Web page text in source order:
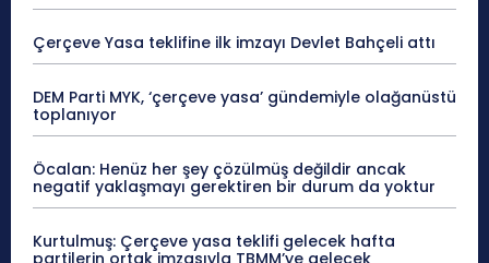
Çerçeve Yasa teklifine ilk imzayı Devlet Bahçeli attı
DEM Parti MYK, ‘çerçeve yasa’ gündemiyle olağanüstü
toplanıyor
Öcalan: Henüz her şey çözülmüş değildir ancak
negatif yaklaşmayı gerektiren bir durum da yoktur
Kurtulmuş: Çerçeve yasa teklifi gelecek hafta
partilerin ortak imzasıyla TBMM’ye gelecek